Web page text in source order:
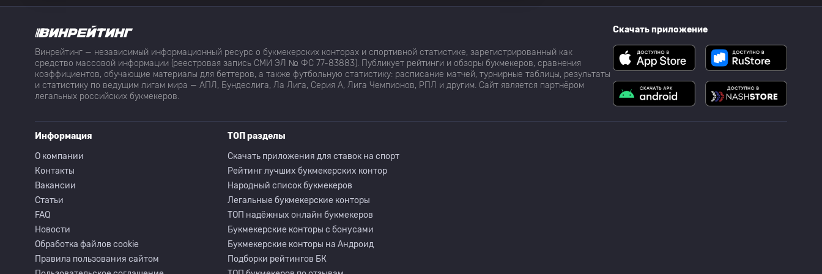
Винрейтинг — независимый информационный ресурс о букмекерских конторах и спортивной статистике, зарегистрированный как
средство массовой информации (реестровая запись СМИ ЭЛ № ФС 77-83883). Публикует рейтинги и обзоры букмекеров, сравнения
коэффициентов, обучающие материалы для беттеров, а также футбольную статистику: расписание матчей, турнирные таблицы, результаты
и статистику по ведущим лигам мира — АПЛ, Бундеслига, Ла Лига, Серия А, Лига Чемпионов, РПЛ и другим. Сайт является партнёром
легальных российских букмекеров.
Скачать приложение
Информация
О компании
Контакты
Вакансии
Статьи
FAQ
Новости
Обработка файлов cookie
Правила пользования сайтом
ТОП разделы
Скачать приложения для ставок на спорт
Рейтинг лучших букмекерских контор
Народный список букмекеров
Легальные букмекерские конторы
ТОП надёжных онлайн букмекеров
Букмекерские конторы с бонусами
Букмекерские конторы на Андроид
Подборки рейтингов БК